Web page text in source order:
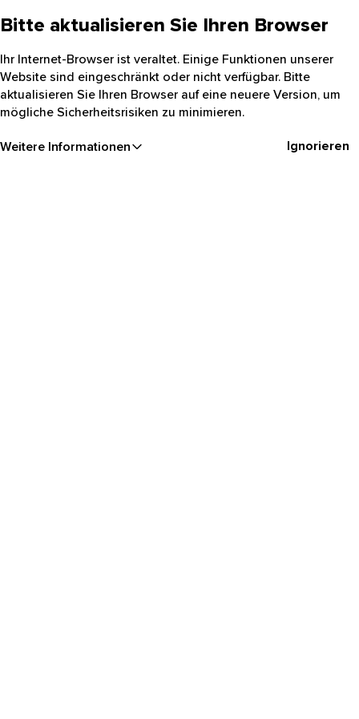
Bitte aktualisieren Sie Ihren Browser
Ihr Internet-Browser ist veraltet. Einige Funktionen unserer
Website sind eingeschränkt oder nicht verfügbar. Bitte
aktualisieren Sie Ihren Browser auf eine neuere Version, um
mögliche Sicherheitsrisiken zu minimieren.
Weitere Informationen Ignorieren